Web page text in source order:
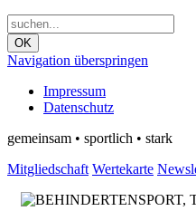
OK
Navigation überspringen
Impressum
Datenschutz
gemeinsam • sportlich • stark
Mitgliedschaft Wertekarte